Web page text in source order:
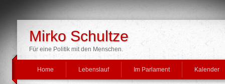
Mirko Schultze
Für eine Politik mit den Menschen.
Home Lebenslauf Im Parlament Kalender